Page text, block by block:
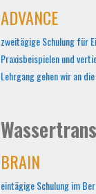
ADVANCE
zweitägige Schulung für
Praxisbeispielen und
Lehrgang gehen wir an
BRAIN
eintägige Schulung im